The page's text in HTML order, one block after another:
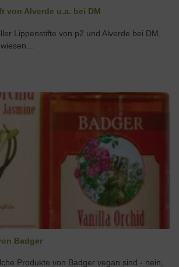
von Alverde u.a. bei DM
Lippenstifte von p2 und Alverde bei DM,
Badger
Produkte von Badger vegan sind - nein,